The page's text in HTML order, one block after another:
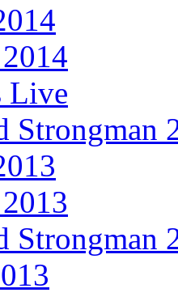
Live
Strongman
Strongman